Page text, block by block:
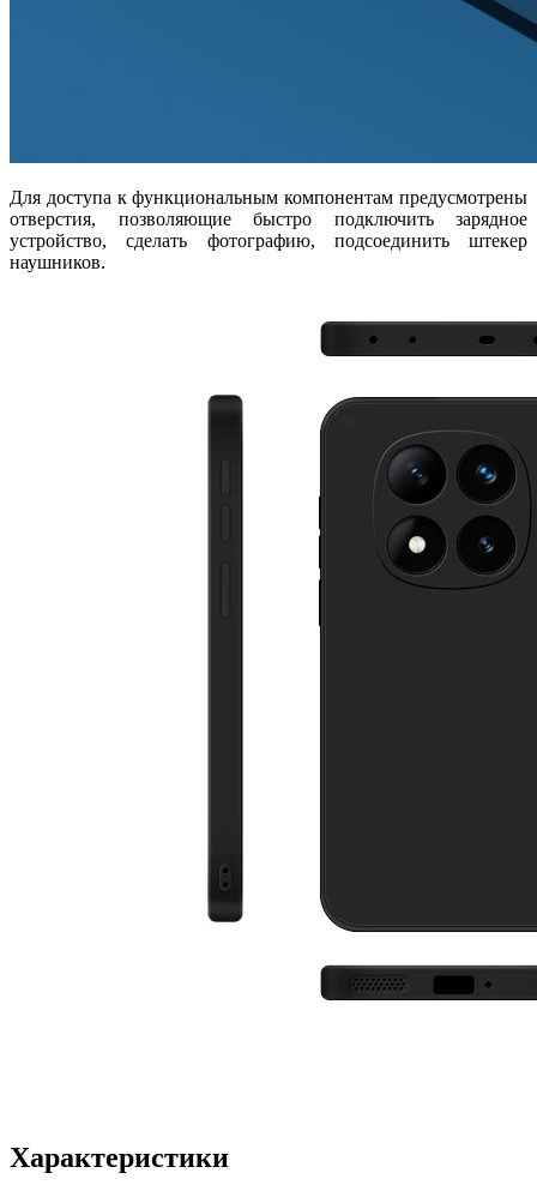
Для доступа к функциональным компонентам предусмотрены
отверстия, позволяющие быстро подключить зарядное
устройство, сделать фотографию, подсоединить штекер
наушников.
Характеристики